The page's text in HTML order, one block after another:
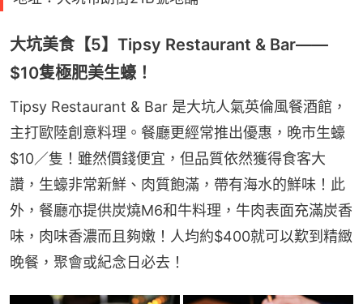
大坑美食【5】Tipsy Restaurant & Bar——
$10隻極肥美生蠔！
Tipsy Restaurant & Bar 是大坑人氣英倫風餐酒館，
主打歐陸創意料理。餐廳更經常推出優惠，晚市生蠔
$10／隻！雖然價錢便宜，但品質依然獲得食客大
讚，生蠔非常新鮮、肉質飽滿，帶有海水的鮮味！此
外，餐廳亦提供炭燒M6和牛料理，牛肉表面充滿炭香
味，肉味香濃而且夠嫩！人均約$400就可以歎到精緻
晚餐，聚會或紀念日必去！